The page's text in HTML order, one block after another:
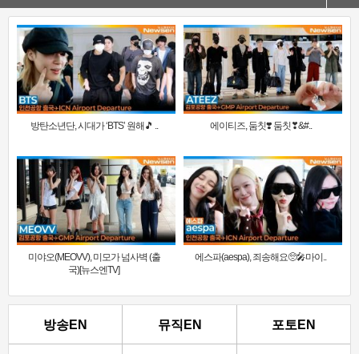
방탄소년단, 시대가 ‘BTS’ 원해🎵 .. 에이티즈, 둠칫❣️ 둠칫❣&#..
미야오(MEOVV), 미모가 넘사벽 (출
국)[뉴스엔TV]
에스파(aespa), 죄송해요🥺🎤마이..
방송EN 뮤직EN 포토EN